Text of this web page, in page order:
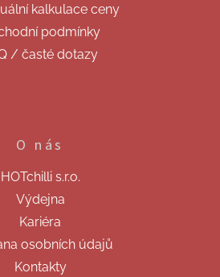
kalkulace ceny
podmínky
/ časté dotazy
O nás
HOTchilli s.r.o.
Výdejna
Kariéra
osobních údajů
Kontakty